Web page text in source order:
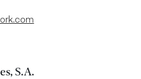
S.A.